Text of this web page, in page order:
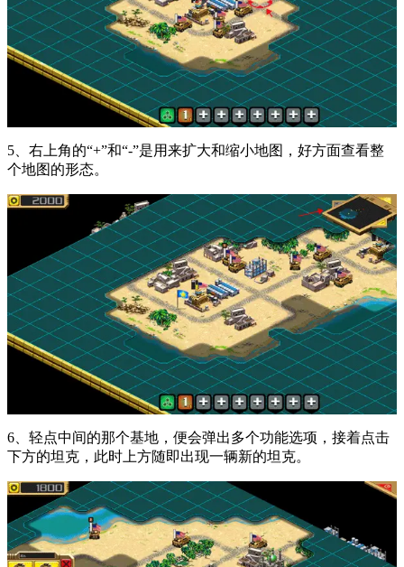
5、右上角的“+”和“-”是用来扩大和缩小地图，好方面查看整
个地图的形态。
6、轻点中间的那个基地，便会弹出多个功能选项，接着点击
下方的坦克，此时上方随即出现一辆新的坦克。